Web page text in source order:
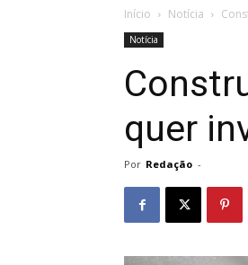
Início Notícia
Notícia
quer
Por Redação -